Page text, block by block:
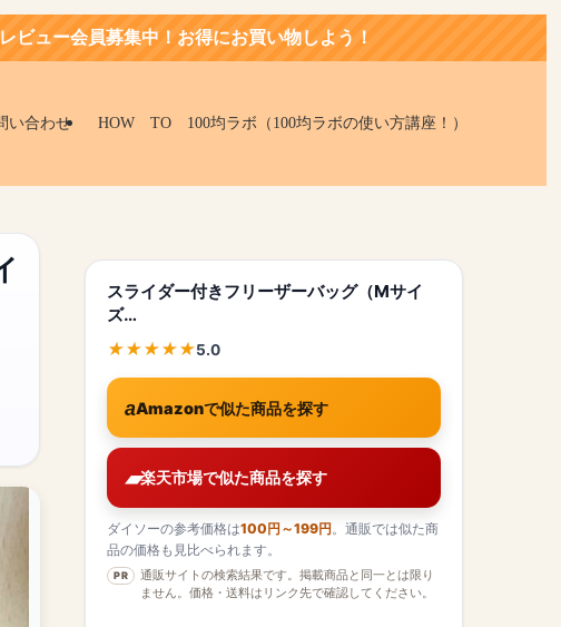
お得にお買い物しよう！
い合わせ HOW TO 100均ラボ（100均ラボの使い方講座！）
スライダー付きフリーザーバッグ（Mサイ
ズ…
5.0
Amazonで似た商品を探す
楽天市場で似た商品を探す
ダイソーの参考価格は100円～199円 。通販では似た商
品の価格も見比べられます。
PR
通販サイトの検索結果です。掲載商品と同一とは限り
ません。価格・送料はリンク先で確認してください。